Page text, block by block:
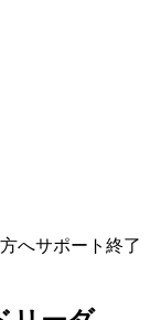
へサポート終了